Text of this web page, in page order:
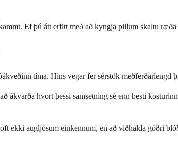
Ef þú átt erfitt með að kyngja pillum skaltu
tíma. Hins vegar fer sérstök
hvort þessi samsetning sé enn besti
ekki augljósum einkennum, en að viðhalda góðri